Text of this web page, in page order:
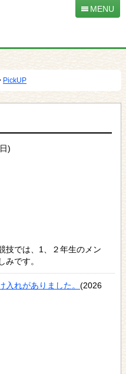
MENU
PickUP
)
技では、1、２年生のメン
みです。
れがありました。 (2026